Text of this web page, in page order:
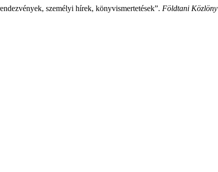
személyi hírek, könyvismertetések”. Földtani Közlöny